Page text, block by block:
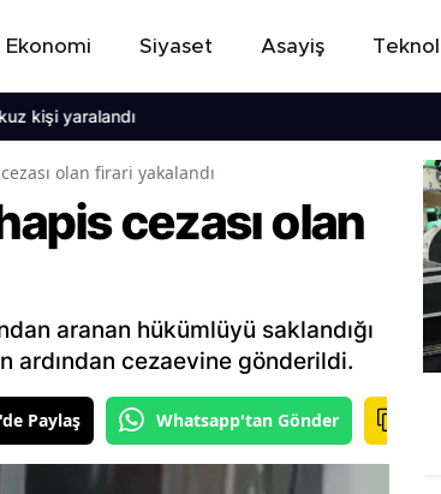
Ekonomi Siyaset Asayiş
olan firari yakalandı
cezası olan
aranan hükümlüyü saklandığı
ardından cezaevine gönderildi.
Paylaş Whatsapp'tan Gönder